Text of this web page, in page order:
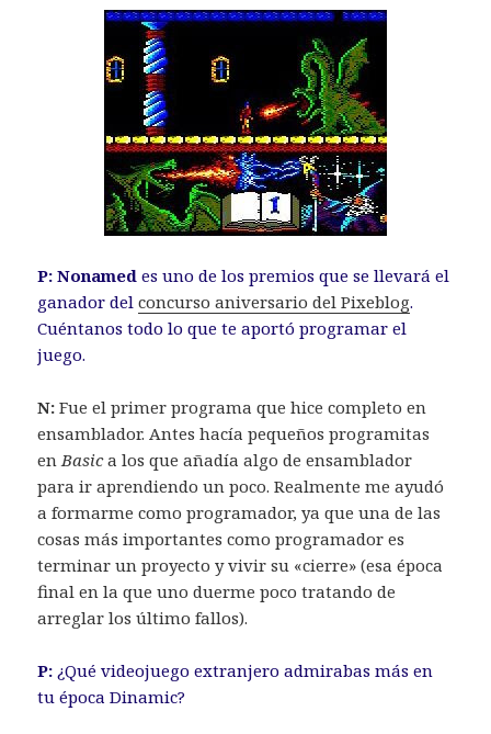
P: Nonamed es uno de los premios que se llevará el
ganador delconcurso aniversario del Pixeblog.
Cuéntanos todo lo que te aportó programar el
juego.
N: Fue el primer programa que hice completo en
ensamblador. Antes hacía pequeños programitas
en Basica los que añadía algo de ensamblador
para ir aprendiendo un poco. Realmente me ayudó
a formarme como programador, ya que una de las
cosas más importantes como programador es
terminar un proyecto y vivir su «cierre» (esa época
final en la que uno duerme poco tratando de
arreglar los último fallos).
P: ¿Qué videojuego extranjero admirabas más en
tu época Dinamic?